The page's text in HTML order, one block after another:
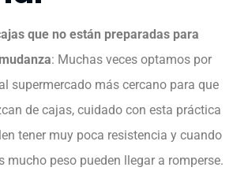
que no están preparadas para
: Muchas veces optamos por
supermercado más cercano para que
de cajas, cuidado con esta práctica
tener muy poca resistencia y cuando
mucho peso pueden llegar a romperse.